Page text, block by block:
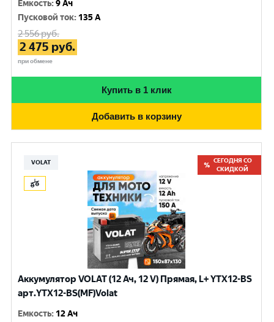
Емкость:9 Ач
Пусковой ток: 135 A
2 556руб.
2 475 руб.
при обмене
Купить в 1 клик
Добавить в корзину
VOLAT
СЕГОДНЯ СО
СКИДКОЙ
Аккумулятор VOLAT (12 Ач, 12 V) Прямая, L+ YTX12-BS
арт.YTX12-BS(MF)Volat
Емкость: 12 Ач